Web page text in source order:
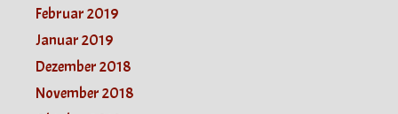
Februar 2019
Januar 2019
Dezember 2018
November 2018